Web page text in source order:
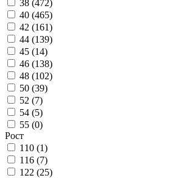
38 (472)
40 (465)
42 (161)
44 (139)
45 (14)
46 (138)
48 (102)
50 (39)
52 (7)
54 (5)
55 (0)
Рост
110 (1)
116 (7)
122 (25)